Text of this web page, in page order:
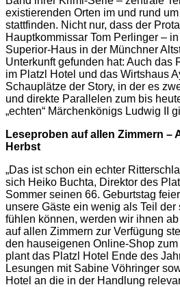
existierenden Orten im und rund
stattfinden. Nicht nur, dass der
Hauptkommissar Tom Perlinger –
Superior-Haus in der Münchner
Unterkunft gefunden hat: Auch das
im Platzl Hotel und das Wirtshaus
Schauplätze der Story, in der es
und direkte Parallelen zum bis
„echten“ Märchenkönigs Ludwig II
Leseproben auf allen Zimmern –
Herbst
„Das ist schon ein echter
sich Heiko Buchta, Direktor des
Sommer seinen 66. Geburtstag
unsere Gäste ein wenig als Teil
fühlen können, werden wir ihnen
auf allen Zimmern zur Verfügung
den hauseigenen Online-Shop
plant das Platzl Hotel Ende des
Lesungen mit Sabine Vöhringer
Hotel an die in der Handlung